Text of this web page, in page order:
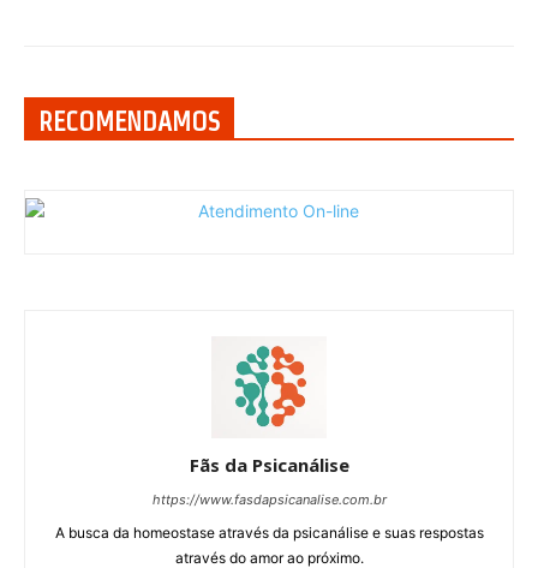
RECOMENDAMOS
Fãs da Psicanálise
https://www.fasdapsicanalise.com.br
A busca da homeostase através da psicanálise e suas respostas
através do amor ao próximo.